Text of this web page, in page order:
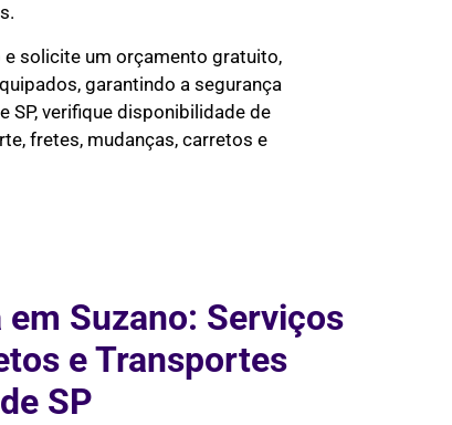
solicite um orçamento gratuito,
garantindo a segurança
verifique disponibilidade de
fretes, mudanças, carretos e
Suzano: Serviços
e Transportes
SP